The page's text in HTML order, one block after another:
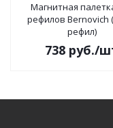
Магнитная
рефилов Bernovich
рефил)
738 руб./